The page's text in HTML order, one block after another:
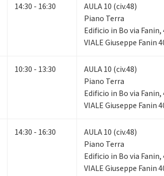
14:30 - 16:30
AULA 10 (civ.48)
Piano Terra
Edificio in Bo via Fanin,
VIALE Giuseppe Fanin
10:30 - 13:30
AULA 10 (civ.48)
Piano Terra
Edificio in Bo via Fanin,
VIALE Giuseppe Fanin
14:30 - 16:30
AULA 10 (civ.48)
Piano Terra
Edificio in Bo via Fanin,
VIALE Giuseppe Fanin